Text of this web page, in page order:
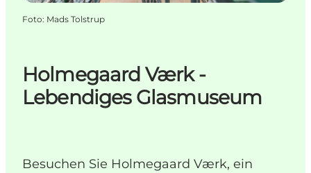
Holmegaard Værk -
Lebendiges Glasmuseum
Besuchen Sie Holmegaard Værk, ein
Foto: Mads Tolstrup